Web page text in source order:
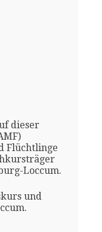
dieser
Flüchtlinge
Loccum.
und